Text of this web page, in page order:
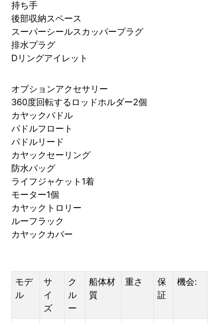
持ち手
後部収納スペース
スーパーシールスカッパープラグ
排水プラグ
Dリングアイレット
オプションアクセサリー
360度回転するロッドホルダー2個
カヤックパドル
パドルフロート
パドルリード
カヤックセーリング
防水バッグ
ライフジャケット1着
モーター1個
カヤックトロリー
ルーフラック
カヤックカバー
モデ
ル
サ
イ
ズ
ク
ル
ー
船体材
質
重さ
保
証
機会: